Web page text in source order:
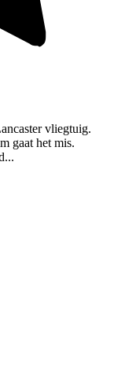
vliegtuig.
gaat het mis.